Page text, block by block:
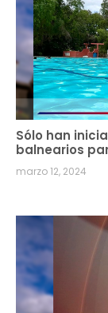
Sólo han
balnearios
marzo 12, 2024